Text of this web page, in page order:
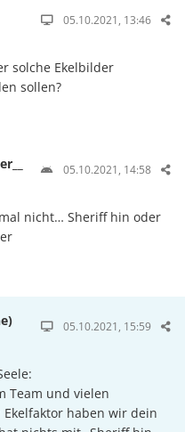
05.10.2021, 13:46
solche Ekelbilder
sollen?
05.10.2021, 14:58
nicht… Sheriff hin oder
05.10.2021, 15:59
Team und vielen
haben wir dein